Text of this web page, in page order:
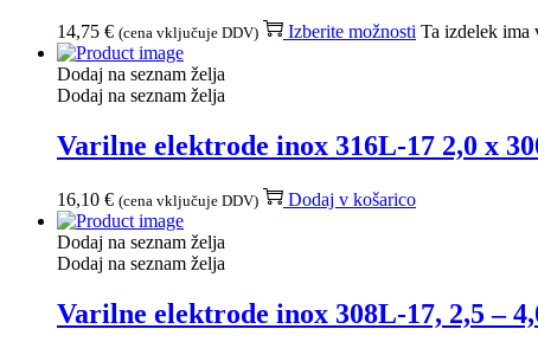
14,75 € (cena vključuje DDV) Izberite možnosti Ta izdelek ima
Dodaj na seznam želja
Dodaj na seznam želja
Varilne elektrode inox 316L-17 2,0 x
16,10 € (cena vključuje DDV) Dodaj v košarico
Dodaj na seznam želja
Dodaj na seznam želja
Varilne elektrode inox 308L-17, 2,5 –